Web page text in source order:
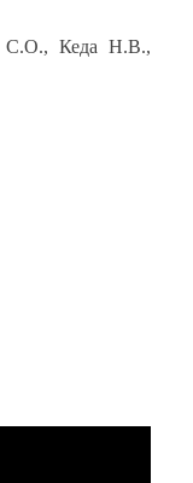
С.О., Кеда Н.В.,